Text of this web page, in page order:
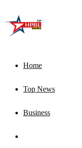
Home
Top News
Business